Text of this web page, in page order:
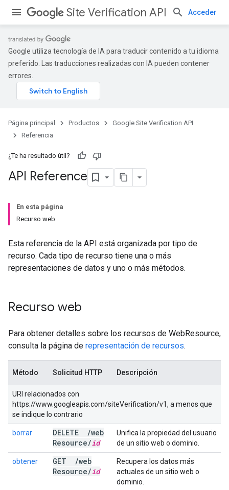
Site Verification API Acceder
Google utiliza tecnología de IA para traducir contenido a tu idioma
preferido. Las traducciones realizadas con IA pueden contener
errores.
Página principal Productos
Google Site Verification API
Referencia
¿Te ha resultado útil?
API Reference
En esta página
Recurso web
Esta referencia de la API está organizada por tipo de
recurso. Cada tipo de recurso tiene una o más
representaciones de datos y uno o más métodos.
Recurso web
Para obtener detalles sobre los recursos de WebResource,
consulta la página de representación de recursos.
Método Solicitud HTTP Descripción
URI relacionados con
https://www.googleapis.com/siteVerification/v1, a menos que
se indique lo contrario
borrar DELETE /web
Resource/id
Unifica la propiedad del usuario
de un sitio web o dominio.
obtener GET /web
Resource/id
Recupera los datos más
actuales de un sitio web o
dominio.